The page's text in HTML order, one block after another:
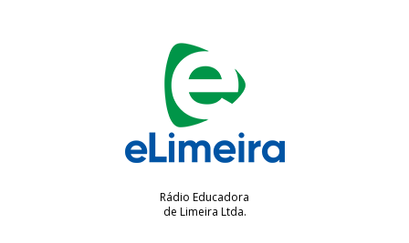
Rádio Educadora
de Limeira Ltda.